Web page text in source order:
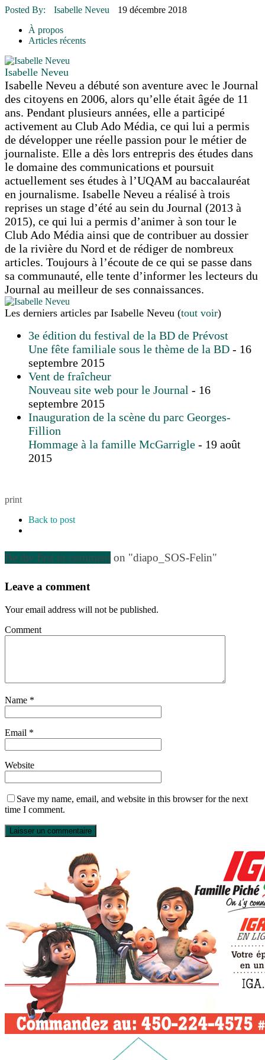
16 juillet 2026 | CULTURE
16 juillet 2026
16 juillet 2026
16 juillet 2026 |
Posted By: Isabelle Neveu
19 décembre 2018
À propos
Articles récents
Isabelle Neveu
Isabelle Neveu a débuté son aventure avec le Journal
des citoyens en 2006, alors qu’elle était âgée de 11
ans. Pendant plusieurs années, elle a participé
activement au Club Ado Média, ce qui lui a permis
de développer une réelle passion pour le métier de
journaliste. Elle a dès lors entrepris des études dans
le domaine des communications et poursuit
actuellement ses études à l’UQAM au baccalauréat
en journalisme. Isabelle Neveu a réalisé à trois
reprises un stage d’été au sein du Journal (2013 à
2015), ce qui lui a permis d’animer à son tour le
Club Ado Média ainsi que de contribuer au dossier
de la rivière du Nord et de rédiger de nombreux
articles. Toujours à l’écoute de ce qui se passe dans
sa communauté, elle tente d’informer les lecteurs du
Journal au meilleur de ses connaissances.
Les derniers articles par Isabelle Neveu (tout voir)
3e édition du festival de la BD de Prévost
Une fête familiale sous le thème de la BD - 16
septembre 2015
Vent de fraîcheur
Nouveau site web pour le Journal - 16
septembre 2015
Inauguration de la scène du parc Georges-
Fillion
Hommage à la famille McGarrigle - 19 août
2015
print
Back to post
Be the first to comment on "diapo_SOS-Felin"
Leave a comment
Your email address will not be published.
Comment
Name *
Email *
Website
Save my name, email, and website in this browser for the next
time I comment.